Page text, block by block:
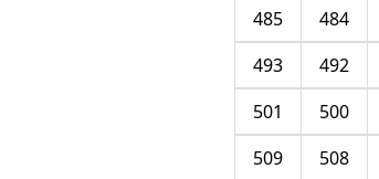
484
485
492
493
500
501
508
509